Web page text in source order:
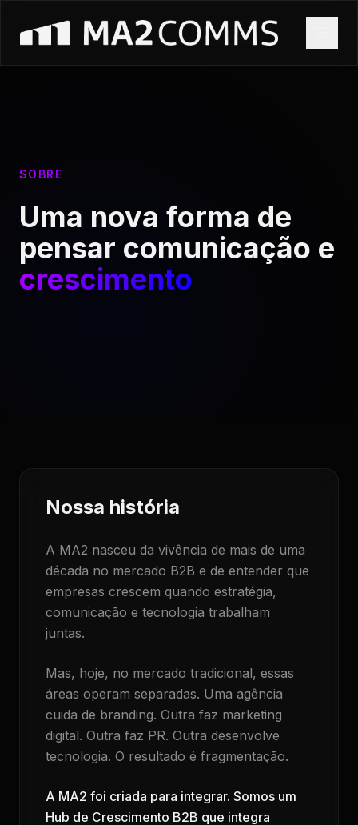
SOBRE
Uma nova forma de
pensar comunicação e
crescimento
Nossa história
A MA2 nasceu da vivência de mais de uma
década no mercado B2B e de entender que
empresas crescem quando estratégia,
comunicação e tecnologia trabalham
juntas.
Mas, hoje, no mercado tradicional, essas
áreas operam separadas. Uma agência
cuida de branding. Outra faz marketing
digital. Outra faz PR. Outra desenvolve
tecnologia. O resultado é fragmentação.
A MA2 foi criada para integrar. Somos um
Hub de Crescimento B2B que integra